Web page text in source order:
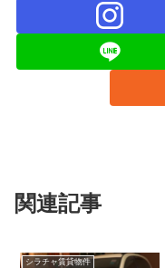
関連記事
シラチャ賃貸物件